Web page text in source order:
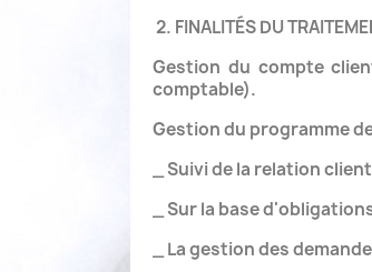
2. FINALITÉS DU
Gestion du compte
comptable).
Gestion du programme
_ Suivi de la relation
_ Sur la base
_ La gestion des